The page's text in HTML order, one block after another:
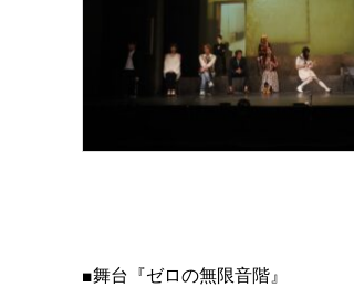
■舞台『ゼロの無限音階』